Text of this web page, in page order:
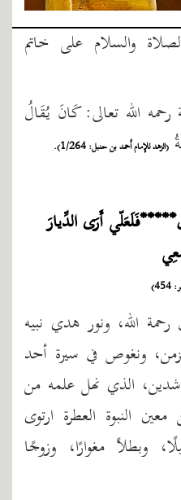
والسلام على خاتم
الله تعالى: كَانَ يُقَالُ
(الزهد للإمام أحمد بن حنبل: 1/264).
أَرَى الدِّيارَ
الله، ونور هدي نبيه
ونغوص في سيرة أحد
الذي نهل علمه من
النبوة العطرة ارتوى
وبطلاً مغوارًا، وزوجًا